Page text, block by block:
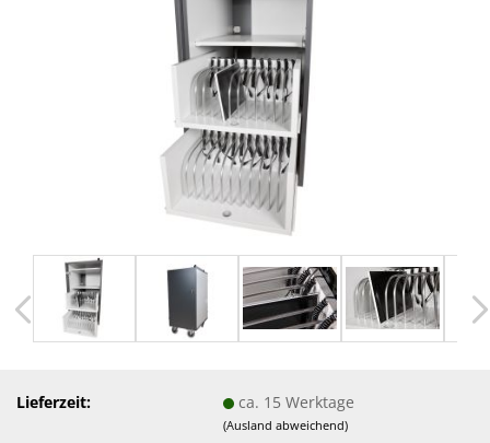
Lieferzeit: ca. 15 Werktage
(Ausland abweichend)